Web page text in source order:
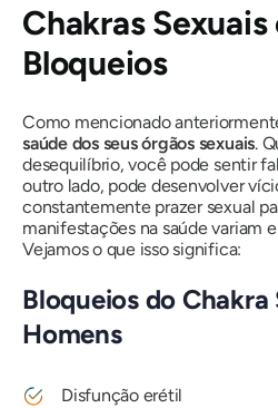
Chakras Sexuais
Bloqueios
Como mencionado
saúde dos seus órgãos sexuais.
desequilíbrio, você pode sentir
outro lado, pode desenvolver
constantemente prazer sexual
manifestações na saúde variam
Vejamos o que isso significa:
Bloqueios do Chakra
Homens
Disfunção erétil